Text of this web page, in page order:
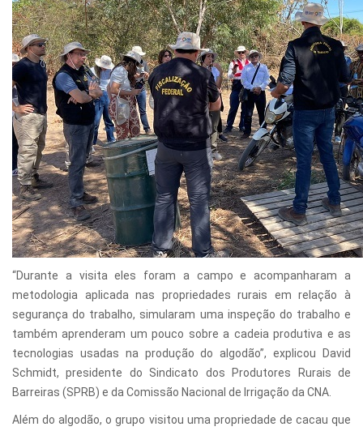
“Durante a visita eles foram a campo e acompanharam a
metodologia aplicada nas propriedades rurais em relação à
segurança do trabalho, simularam uma inspeção do trabalho e
também aprenderam um pouco sobre a cadeia produtiva e as
tecnologias usadas na produção do algodão”, explicou David
Schmidt, presidente do Sindicato dos Produtores Rurais de
Barreiras (SPRB) e da Comissão Nacional de Irrigação da CNA.
Além do algodão, o grupo visitou uma propriedade de cacau que